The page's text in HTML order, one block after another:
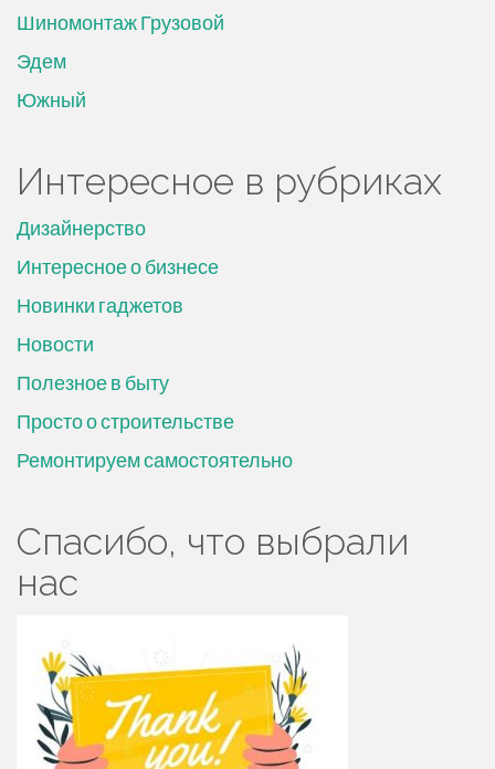
Шиномонтаж Грузовой
Эдем
Южный
Интересное в рубриках
Дизайнерство
Интересное о бизнесе
Новинки гаджетов
Новости
Полезное в быту
Просто о строительстве
Ремонтируем самостоятельно
Спасибо, что выбрали
нас